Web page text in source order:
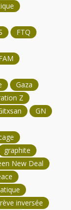
FTQ
Gaza
Z
GN
graphite
New Deal
inversée